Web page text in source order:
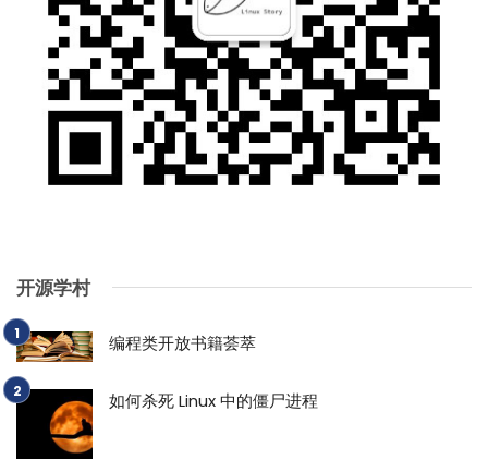
开源学村
编程类开放书籍荟萃
如何杀死 Linux 中的僵尸进程